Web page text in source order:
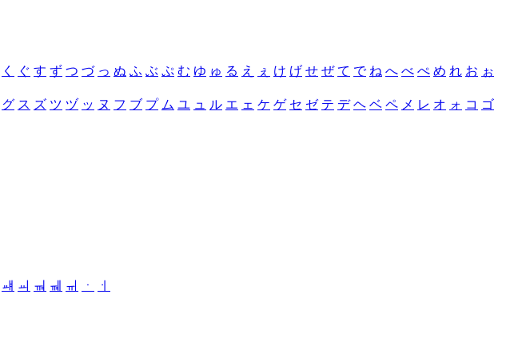
く ぐ す ず つ づ っ ぬ ふ ぶ ぷ む ゆ ゅ る え ぇ け げ せ ぜ て で ね へ べ ぺ め れ お ぉ
グ ス ズ ツ ヅ ッ ヌ フ ブ プ ム ユ ュ ル エ ェ ケ ゲ セ ゼ テ デ ヘ ベ ペ メ レ オ ォ コ ゴ
ㆈ ㆉ ㆊ ㆋ ㆌ ㆍ
ㆎ